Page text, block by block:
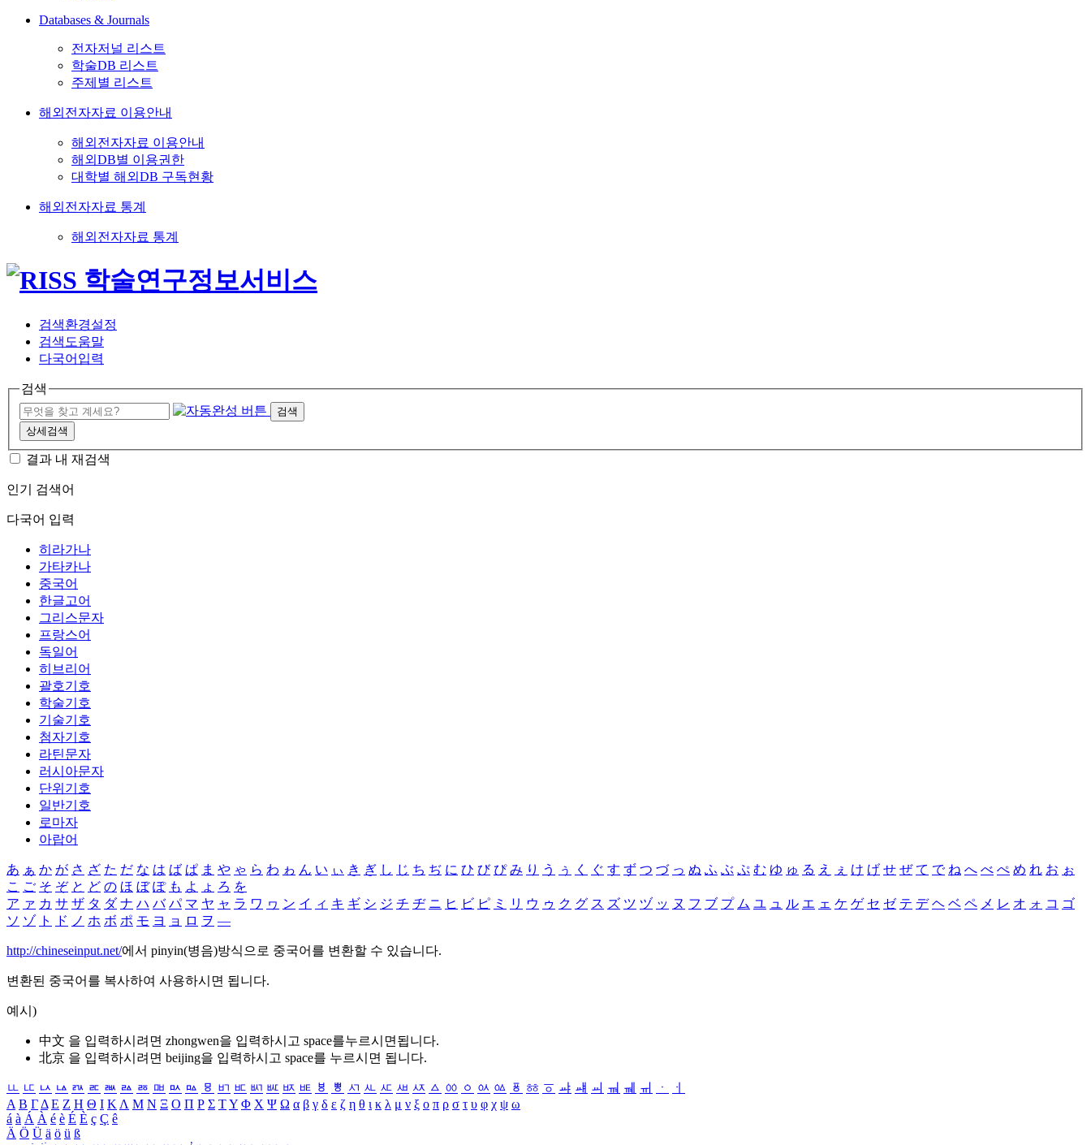
Databases & Journals
전자저널 리스트
학술DB 리스트
주제별 리스트
해외전자자료 이용안내
해외전자자료 이용안내
해외DB별 이용권한
대학별 해외DB 구독현황
해외전자자료 통계
해외전자자료 통계
검색환경설정
검색도움말
다국어입력
검색
검색
상세검색
결과 내 재검색
인기 검색어
다국어 입력
히라가나
가타카나
중국어
한글고어
그리스문자
프랑스어
독일어
히브리어
괄호기호
학술기호
기술기호
첨자기호
라틴문자
러시아문자
단위기호
일반기호
로마자
아랍어
あ ぁ か が さ ざ た だ な は ば ぱ ま や ゃ ら わ ゎ ん い ぃ き ぎ し じ ち ぢ に ひ び ぴ み り う ぅ く ぐ す ず つ づ っ ぬ ふ ぶ ぷ む ゆ ゅ る え ぇ け げ せ ぜ て で ね へ べ ぺ め れ お ぉ
こ ご そ ぞ と ど の ほ ぼ ぽ も よ ょ ろ を
ア ァ カ サ ザ タ ダ ナ ハ バ パ マ ヤ ャ ラ ワ ヮ ン イ ィ キ ギ シ ジ チ ヂ ニ ヒ ビ ピ ミ リ ウ ゥ ク グ ス ズ ツ ヅ ッ ヌ フ ブ プ ム ユ ュ ル エ ェ ケ ゲ セ ゼ テ デ ヘ ベ ペ メ レ オ ォ コ ゴ
ソ ゾ ト ド ノ ホ ボ ポ モ ヨ ョ ロ ヲ ―
http://chineseinput.net/에서 pinyin(병음)방식으로 중국어를 변환할 수 있습니다.
변환된 중국어를 복사하여 사용하시면 됩니다.
예시)
中文 을 입력하시려면 zhongwen을 입력하시고 space를누르시면됩니다.
北京 을 입력하시려면 beijing을 입력하시고 space를 누르시면 됩니다.
ㅥ ㅦ ㅧ ㅨ ㅩ ㅪ ㅫ ㅬ ㅭ ㅮ ㅯ ㅰ ㅱ ㅲ ㅳ ㅴ ㅵ ㅶ ㅷ ㅸ ㅹ ㅺ ㅻ ㅼ ㅽ ㅾ ㅿ ㆀ ㆁ ㆂ ㆃ ㆄ ㆅ ㆆ ㆇ ㆈ ㆉ ㆊ ㆋ ㆌ ㆍ
ㆎ
Α Β ΓΔ Ε Ζ Η Θ Ι ΚΛ Μ Ν Ξ Ο Π Ρ Σ ΤΥ Φ Χ Ψ Ω α β γ δ ε ζ η θ ι κ λ μ ν ξ ο π ρ σ τ υ φ χ ψ ω
á à Á À é è É È ç Ç ê
Ä Ö Ü ä ö ü ß